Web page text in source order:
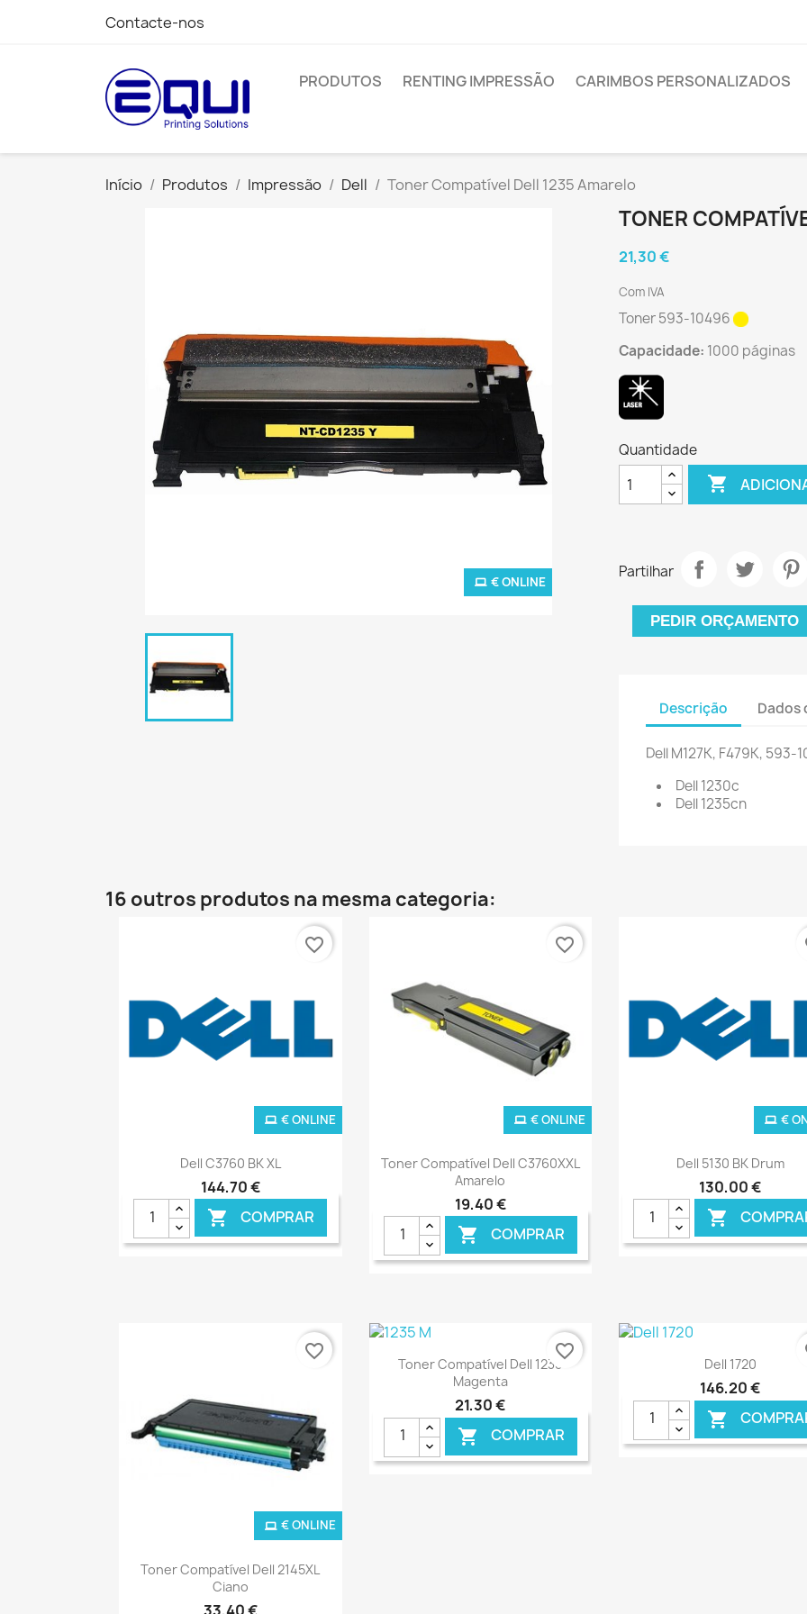
Contacte-nos
PRODUTOS RENTING IMPRESSÃO CARIMBOS PERSONALIZADOS
Início Produtos Impressão Dell Toner Compatível Dell 1235 Amarelo
€ ONLINE
TONER
21,30 €
Com IVA
Toner593-10496
Capacidade: 1000 páginas
Quantidade

Partilhar
PEDIR ORÇAMENTO
Descrição Dados
DellM127K, F479K, 593-
Dell 1230c
Dell 1235cn
16 outros produtos na mesma categoria:
Ver+
Dell C3760 BK XL
144,70 €
 COMPRAR
€ ONLINE
favorite_border
Ver+
Toner Compatível Dell C3760XXL
Amarelo
19,40 €
 COMPRAR
€ ONLINE
favorite_border
Ver+
Dell 5130 BK Drum
130,00 €

€
Ver+
Toner Compatível Dell 2145XL
Ciano
33,40 €
€ ONLINE
favorite_border Ver+
Toner Compatível Dell 1235
Magenta
21,30 €
 COMPRAR
favorite_border Ver+
Dell 1720
146,20 €
